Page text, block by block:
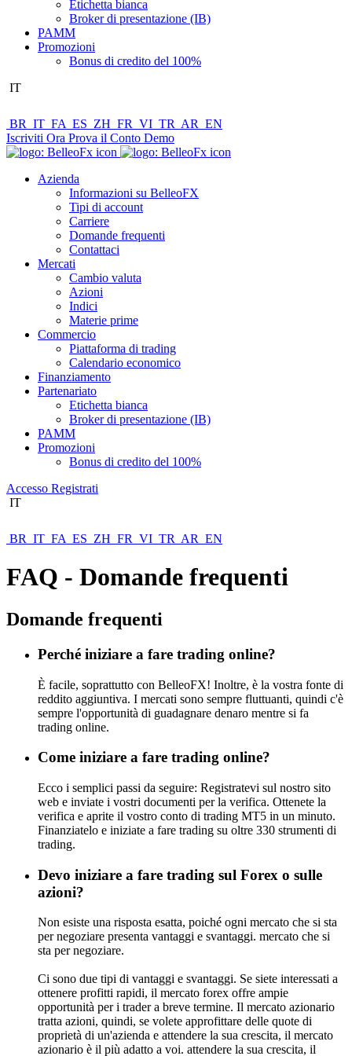
Etichetta bianca
Broker di presentazione (IB)
PAMM
Promozioni
Bonus di credito del 100%
IT
BR IT FA ES ZH FR VI TR AR EN
Iscriviti Ora Prova il Conto Demo
Azienda
Informazioni su BelleoFX
Tipi di account
Carriere
Domande frequenti
Contattaci
Mercati
Cambio valuta
Azioni
Indici
Materie prime
Commercio
Piattaforma di trading
Calendario economico
Finanziamento
Partenariato
Etichetta bianca
Broker di presentazione (IB)
PAMM
Promozioni
Bonus di credito del 100%
Accesso Registrati
IT
BR IT FA ES ZH FR VI TR AR EN
FAQ - Domande frequenti
Domande frequenti
Perché iniziare a fare trading online?
È facile, soprattutto con BelleoFX! Inoltre, è la vostra fonte di
reddito aggiuntiva. I mercati sono sempre fluttuanti, quindi c'è
sempre l'opportunità di guadagnare denaro mentre si fa
trading online.
Come iniziare a fare trading online?
Ecco i semplici passi da seguire: Registratevi sul nostro sito
web e inviate i vostri documenti per la verifica. Ottenete la
verifica e aprite il vostro conto di trading MT5 in un minuto.
Finanziatelo e iniziate a fare trading su oltre 330 strumenti di
trading.
Devo iniziare a fare trading sul Forex o sulle
azioni?
Non esiste una risposta esatta, poiché ogni mercato che si sta
per negoziare presenta vantaggi e svantaggi. mercato che si
sta per negoziare.
Ci sono due tipi di vantaggi e svantaggi. Se siete interessati a
ottenere profitti rapidi, il mercato forex offre ampie
opportunità per i trader a breve termine. Il mercato azionario
tratta azioni, quindi, se volete approfittare delle quote di
proprietà di un'azienda e attendere la sua crescita, il mercato
azionario è il più adatto a voi. attendere la sua crescita, il